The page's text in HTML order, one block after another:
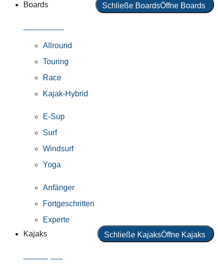
Boards Schließe BoardsÖffne Boards
Allround
Touring
Race
Kajak-Hybrid
E-Sup
Surf
Windsurf
Yoga
Anfänger
Fortgeschritten
Experte
Kajaks
Schließe KajaksÖffne Kajaks